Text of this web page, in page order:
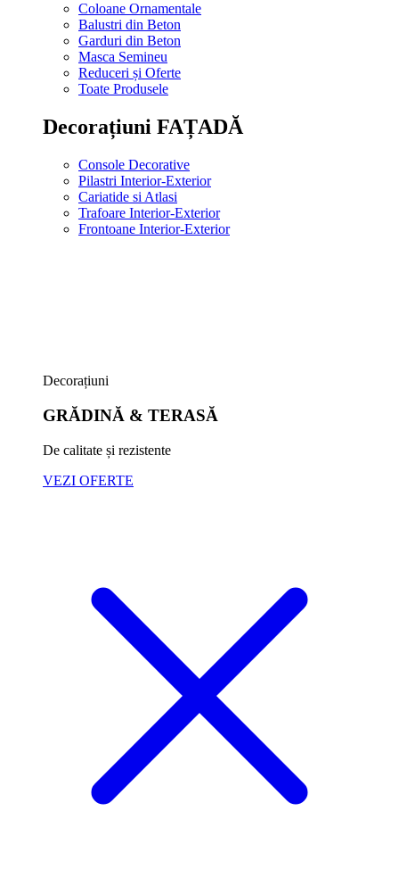
Coloane Ornamentale
Balustri din Beton
Garduri din Beton
Masca Semineu
Reduceri și Oferte
Toate Produsele
Decorațiuni FAȚADĂ
Console Decorative
Pilastri Interior-Exterior
Cariatide si Atlasi
Trafoare Interior-Exterior
Frontoane Interior-Exterior
Decorațiuni
GRĂDINĂ & TERASĂ
De calitate și rezistente
VEZI OFERTE